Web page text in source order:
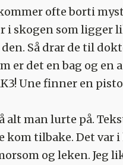
ofte borti
i skogen som ligger
Så drar de til
er det en bag og en
Une finner en
alt man lurte på.
kom tilbake. Det var
og leken. Jeg